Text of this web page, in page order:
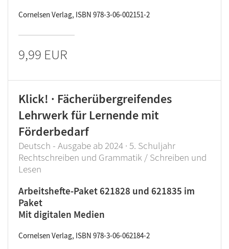
Cornelsen Verlag, ISBN 978-3-06-002151-2
9,99 EUR
Klick! · Fächerübergreifendes
Lehrwerk für Lernende mit
Förderbedarf
Deutsch - Ausgabe ab 2024 · 5. Schuljahr
Rechtschreiben und Grammatik / Schreiben und
Lesen
Arbeitshefte-Paket 621828 und 621835 im
Paket
Mit digitalen Medien
Cornelsen Verlag, ISBN 978-3-06-062184-2